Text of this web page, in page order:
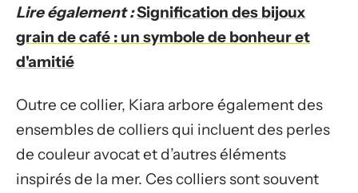
Lire également :Signification des bijoux
grain de café : un symbole de bonheur et
d'amitié
Outre ce collier, Kiara arbore également des
ensembles de colliers qui incluent des perles
de couleur avocat et d’autres éléments
inspirés de la mer. Ces colliers sont souvent